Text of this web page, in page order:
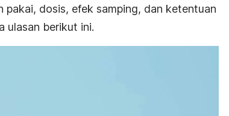
pakai, dosis, efek samping, dan ketentuan
ulasan berikut ini.